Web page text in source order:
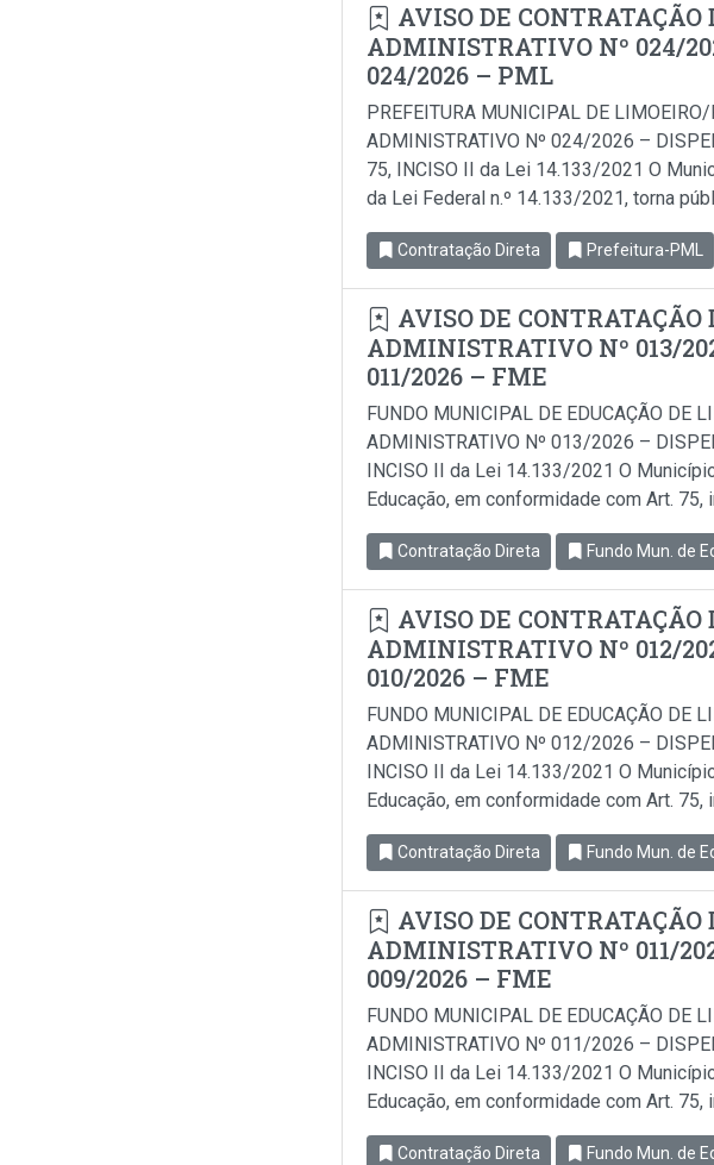
AVISO DE CONTRATAÇÃO
ADMINISTRATIVO Nº 024/
024/2026 – PML
PREFEITURA MUNICIPAL DE
ADMINISTRATIVO Nº 024/2026 –
75, INCISO II da Lei 14.133/2021 O
da Lei Federal n.º 14.133/2021, torna
Contratação Direta Prefeitura-PML
AVISO DE CONTRATAÇÃO
ADMINISTRATIVO Nº 013/
011/2026 – FME
FUNDO MUNICIPAL DE EDUCAÇÃO DE
ADMINISTRATIVO Nº 013/2026 –
INCISO II da Lei 14.133/2021 O
Educação, em conformidade com Art. 75,
Contratação Direta Fundo Mun. de
AVISO DE CONTRATAÇÃO
ADMINISTRATIVO Nº 012/
010/2026 – FME
FUNDO MUNICIPAL DE EDUCAÇÃO DE
ADMINISTRATIVO Nº 012/2026 –
INCISO II da Lei 14.133/2021 O
Educação, em conformidade com Art. 75,
Contratação Direta Fundo Mun. de
AVISO DE CONTRATAÇÃO
ADMINISTRATIVO Nº 011/
009/2026 – FME
FUNDO MUNICIPAL DE EDUCAÇÃO DE
ADMINISTRATIVO Nº 011/2026 –
INCISO II da Lei 14.133/2021 O
Educação, em conformidade com Art. 75,
Contratação Direta Fundo Mun. de